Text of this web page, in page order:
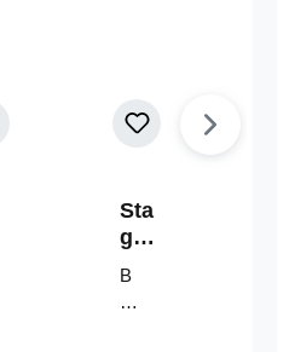
Sta
geri
ser-
LE
D-
B
un